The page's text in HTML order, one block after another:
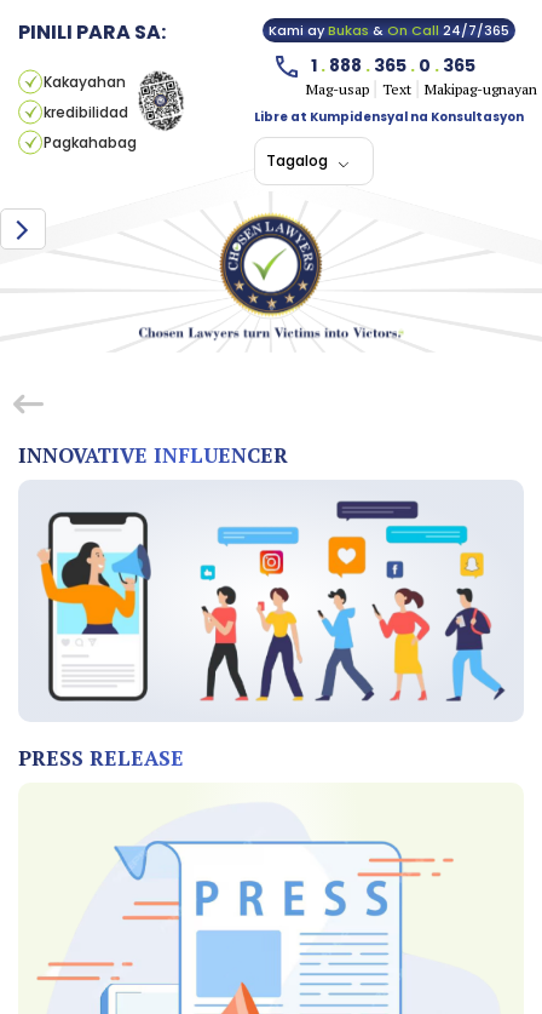
PINILI PARA SA:
Kakayahan
kredibilidad
Pagkahabag
Kami ayBukas&On Call24/7/365
1 . 888 . 365 . 0 . 365
Mag-usap Text
Makipag-ugnayan
Libre at Kumpidensyal na Konsultasyon
Tagalog
INNOVATIVE INFLUENCER
PRESS RELEASE